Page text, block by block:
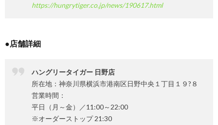
https://hungrytiger.co.jp/news/190617.html
●店舗詳細
ハングリータイガー 日野店
所在地：神奈川県横浜市港南区日野中央１丁目１９?８
営業時間：
平日（月～金）／11:00～22:00
※オーダーストップ 21:30